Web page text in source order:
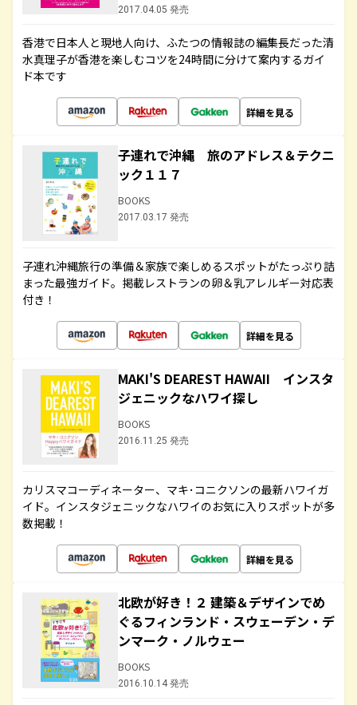
2017.04.05 発売
香港で日本人と現地人向け、ふたつの情報誌の編集長だった清
水真理子が香港を楽しむコツを24時間に分けて案内するガイ
ド本です
詳細を見る
子連れで沖縄 旅のアドレス＆テクニ
ック１１７
BOOKS
2017.03.17 発売
子連れ沖縄旅行の準備＆家族で楽しめるスポットがたっぷり詰
まった最強ガイド。掲載レストランの卵＆乳アレルギー対応表
付き！
詳細を見る
MAKI'S DEAREST HAWAII インスタ
ジェニックなハワイ探し
BOOKS
2016.11.25 発売
カリスマコーディネーター、マキ･コニクソンの最新ハワイガ
イド。インスタジェニックなハワイのお気に入りスポットが多
数掲載！
詳細を見る
北欧が好き！２ 建築＆デザインでめ
ぐるフィンランド・スウェーデン・デ
ンマーク・ノルウェー
BOOKS
2016.10.14 発売